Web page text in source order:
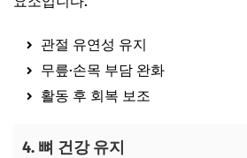
관절 유연성 유지
무릎·손목 부담 완화
활동 후 회복 보조
4. 뼈 건강 유지